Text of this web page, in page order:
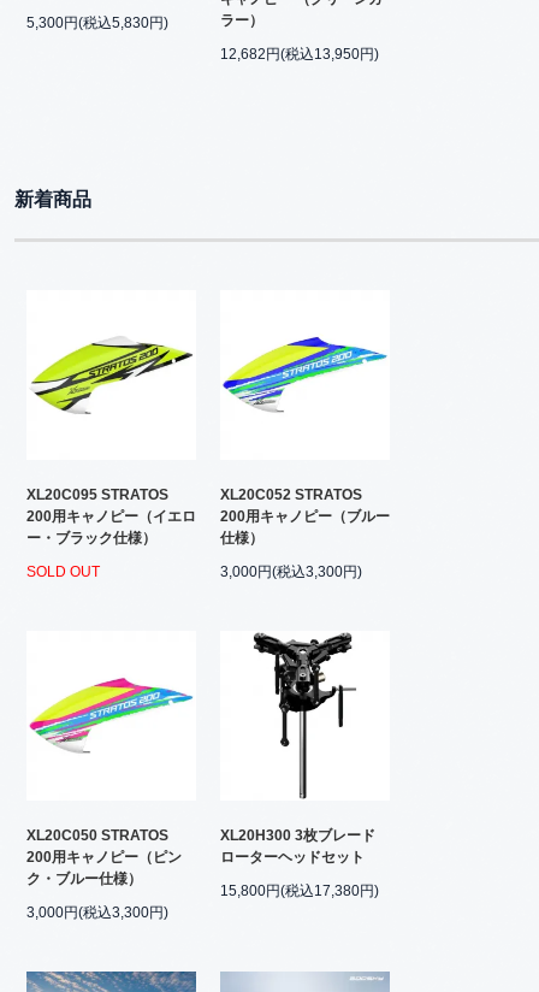
5,300円(税込5,830円)
ラー）
12,682円(税込13,950円)
新着商品
XL20C095 STRATOS
200用キャノピー（イエロ
ー・ブラック仕様）
SOLD OUT
XL20C052 STRATOS
200用キャノピー（ブルー
仕様）
3,000円(税込3,300円)
XL20C050 STRATOS
200用キャノピー（ピン
ク・ブルー仕様）
3,000円(税込3,300円)
XL20H300 3枚ブレード
ローターヘッドセット
15,800円(税込17,380円)